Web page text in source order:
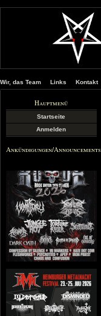
Wir, das Team Links Kontakt
Hauptmenü
Startseite
Anmelden
Ankündigungen/Announcements